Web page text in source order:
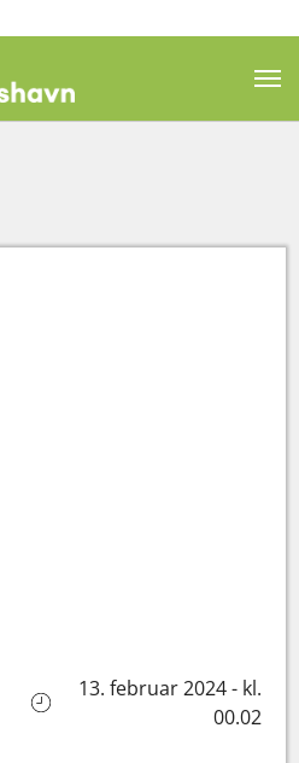
13. februar 2024 - kl.
00.02